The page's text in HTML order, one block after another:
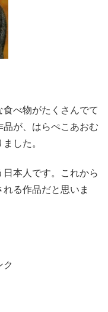
べ物がたくさんでて
品が、はらぺこあおむ
した。
本人です。これから
る作品だと思いま
ク